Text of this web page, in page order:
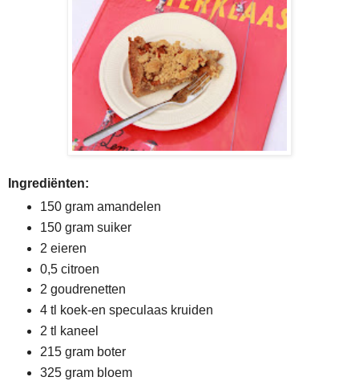
Ingrediënten:
150 gram amandelen
150 gram suiker
2 eieren
0,5 citroen
2 goudrenetten
4 tl koek-en speculaas kruiden
2 tl kaneel
215 gram boter
325 gram bloem